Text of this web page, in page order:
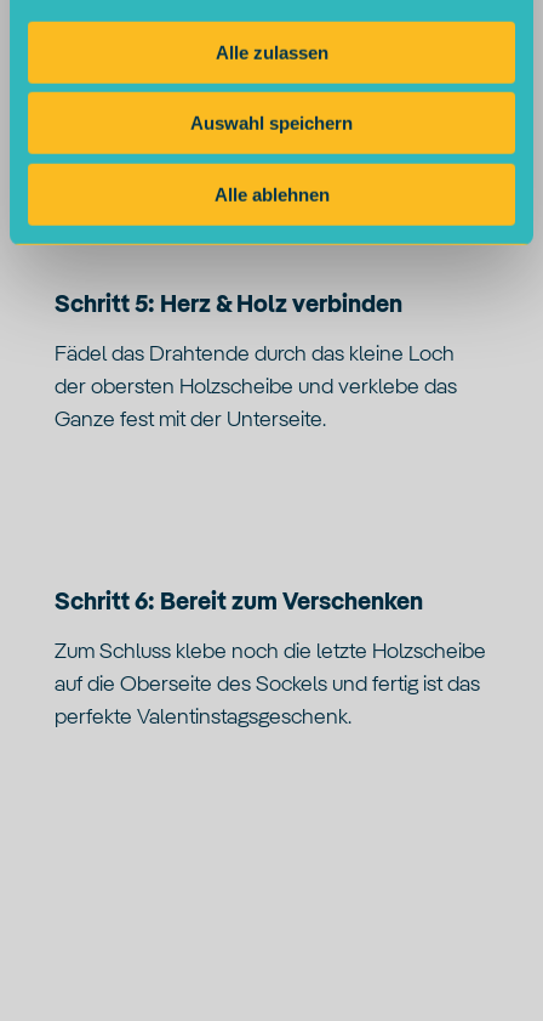
Alle zulassen
Auswahl speichern
Alle ablehnen
sich unten „verschließen“ indem die Kordel um
den Rest des Drahts gewickelt wird.
Schritt 5: Herz & Holz verbinden
Fädel das Drahtende durch das kleine Loch
der obersten Holzscheibe und verklebe das
Ganze fest mit der Unterseite.
Schritt 6: Bereit zum Verschenken
Zum Schluss klebe noch die letzte Holzscheibe
auf die Oberseite des Sockels und fertig ist das
perfekte Valentinstagsgeschenk.